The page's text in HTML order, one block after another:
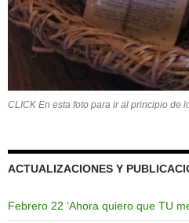
CLICK En esta foto para ir al principio de
ACTUALIZACIONES Y
Febrero 22 ‘Ahora quiero que TU